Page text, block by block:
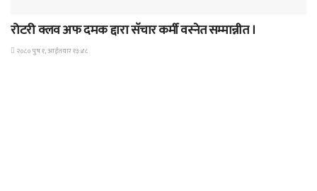
रोटरी क्लव अफ दमक द्दारा सॅचार कर्मी वस्नेत सम्मान्नीत ।
२०८० पुष १, आईतवार १३:४८